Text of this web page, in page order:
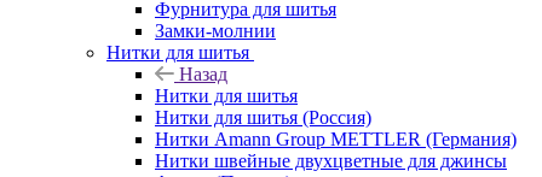
Фурнитура для шитья
Замки-молнии
Нитки для шитья
Назад
Нитки для шитья
Нитки для шитья (Россия)
Нитки Amann Group METTLER (Германия)
Нитки швейные двухцветные для джинсы